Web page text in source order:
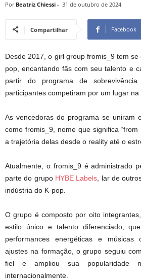
Por Beatriz Chiessi - 31 de outubro de 2024
Compartilhar Facebook
Desde 2017, o girl group fromis_9 tem
pop, encantando fãs com seu talento e
partir do programa de
participantes competiram por um lugar na
As vencedoras do programa se uniram
como fromis_9, nome que significa “from
a trajetória delas desde o reality até o
Atualmente, o fromis_9 é administrado
parte do grupo HYBE Labels , lar de
indústria do K-pop.
O grupo é composto por oito
estilo único e talento diferenciado,
performances energéticas e músicas
ajustes na formação, o grupo seguiu
fiel e ampliou sua
internacionalmente.